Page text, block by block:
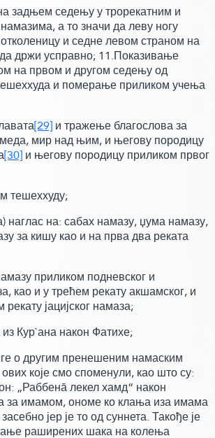
задњем седењу у трорекатним и
а то значи да леву ногу
и седне левом страном на
држи усправно; 11.Показивање
на првом и другом седењу од
и померање приликом учења
[29]и тражење благослова за
мир над њим, и његову породицу
[30]и његову породицу приликом првог
тешеххуду;
наглас на: сабах намазу, џума намазу,
за кишу као и на прва два реката
приликом подневског и
као и у трећем рекату акшамског, и
јацијског намаза;
Кур`ана након Фатихе;
о другим пренешеним намаским
које смо споменули,као што су:
„Раббенā лекел хамд“ након
за имамом, ономе ко клања иза имама
јер је то од суннета. Такође је
раширених шака на колења